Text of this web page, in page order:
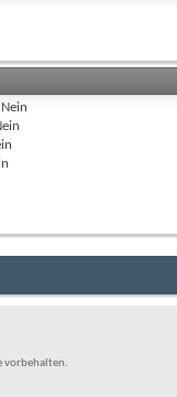
Nein
vorbehalten.